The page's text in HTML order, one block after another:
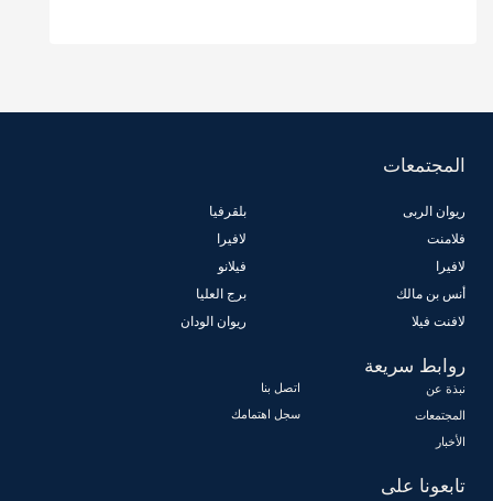
المجتمعات
ريوان الربى
بلقرفيا
فلامنت
لافيرا
لافيرا
فيلانو
أنس بن مالك
برج العليا
لافنت فيلا
ريوان الودان
روابط سريعة
نبذة عن
المجتمعات
الأخبار
اتصل بنا
سجل اهتمامك
تابعونا على